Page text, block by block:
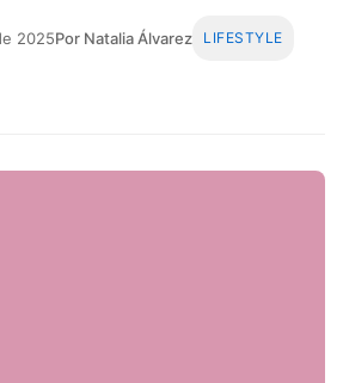
2025Por Natalia Álvarez LIFESTYLE